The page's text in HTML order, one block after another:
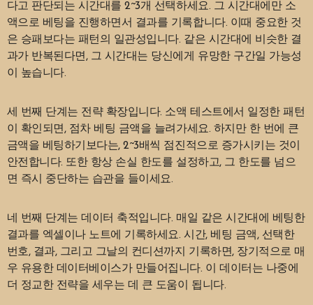
다고 판단되는 시간대를 2~3개 선택하세요. 그 시간대에만 소
액으로 베팅을 진행하면서 결과를 기록합니다. 이때 중요한 것
은 승패보다는 패턴의 일관성입니다. 같은 시간대에 비슷한 결
과가 반복된다면, 그 시간대는 당신에게 유망한 구간일 가능성
이 높습니다.
세 번째 단계는 전략 확장입니다. 소액 테스트에서 일정한 패턴
이 확인되면, 점차 베팅 금액을 늘려가세요. 하지만 한 번에 큰
금액을 베팅하기보다는, 2~3배씩 점진적으로 증가시키는 것이
안전합니다. 또한 항상 손실 한도를 설정하고, 그 한도를 넘으
면 즉시 중단하는 습관을 들이세요.
네 번째 단계는 데이터 축적입니다. 매일 같은 시간대에 베팅한
결과를 엑셀이나 노트에 기록하세요. 시간, 베팅 금액, 선택한
번호, 결과, 그리고 그날의 컨디션까지 기록하면, 장기적으로 매
우 유용한 데이터베이스가 만들어집니다. 이 데이터는 나중에
더 정교한 전략을 세우는 데 큰 도움이 됩니다.